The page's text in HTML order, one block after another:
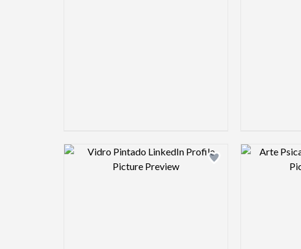
Design preview image